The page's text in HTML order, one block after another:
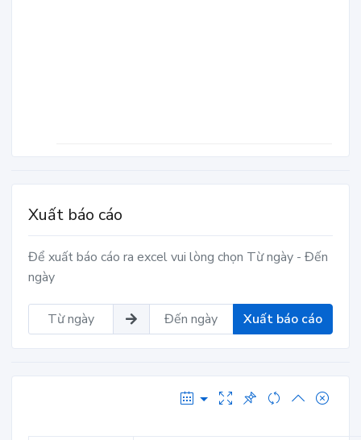
Xuất báo cáo
Để xuất báo cáo ra excel vui lòng chọn Từ ngày - Đến
ngày
Xuất báo cáo